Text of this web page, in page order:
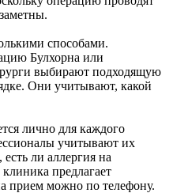
способами.
Булхорна или
выбирают подходящую
Они учитывают, какой
лично для каждого
учитывают их
ли аллергия на
предлагает
прием можно по телефону.